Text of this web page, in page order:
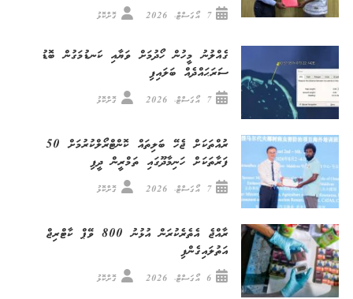
7 އޯގަސްޓް، 2026 ގޮށްކޮޅު
ގެއްލުނު މީހުން ހޯދުމަށް ވަޔާއި ކަނޑުމަގުން ބޮޑު
ސަރަޙައްދެއް ބަލައިފި
7 އޯގަސްޓް، 2026 ގޮށްކޮޅު
ރުއްތަކަށް ޖެހޭ ބަލިތައް ކޮންޓްރޯލްކުރުމަށް 50
ފަރާތަކަށް ހަނިމާދޫގައި ތަމްރީން ދީފި
7 އޯގަސްޓް، 2026 ގޮށްކޮޅު
ރާއްޖެ އެތެރެކުރަން އުޅުނު 800 ވޭޕް ކާޓްރިޖް
އަތުލައިގެންފި
6 އޯގަސްޓް، 2026 ގޮށްކޮޅު